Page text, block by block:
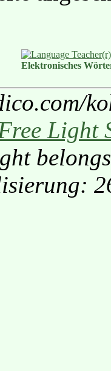
Elektronisches
Light